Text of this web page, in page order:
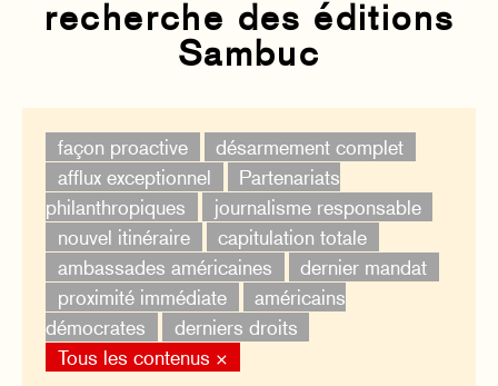
recherche des éditions
Sambuc
façon proactive
désarmement complet
afflux exceptionnel
Partenariats
philanthropiques
journalisme responsable
nouvel itinéraire
capitulation totale
ambassades américaines
dernier mandat
proximité immédiate
américains
démocrates
derniers droits
Tous les contenus ×